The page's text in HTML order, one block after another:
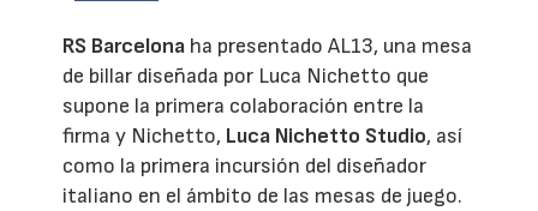
RS Barcelona ha presentado AL13, una mesa
de billar diseñada por Luca Nichetto que
supone la primera colaboración entre la
firma y Nichetto, Luca Nichetto Studio, así
como la primera incursión del diseñador
italiano en el ámbito de las mesas de juego.